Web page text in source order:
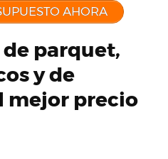
AHORA
parquet,
y de
mejor precio